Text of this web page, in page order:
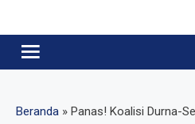
Beranda » Panas! Koalisi Durna-